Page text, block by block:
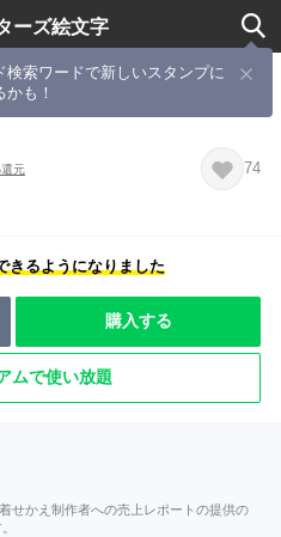
ーズ絵文字
検索ワードで新しいスタンプに
かも！
カエルちゃん
元 74
きるようになりました
購入する
ムで使い放題
せかえ制作者への売上レポートの提供の